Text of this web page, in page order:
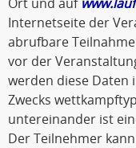
Internetseite der
abrufbare
vor der
werden diese
Zwecks
untereinander ist
Der Teilnehmer